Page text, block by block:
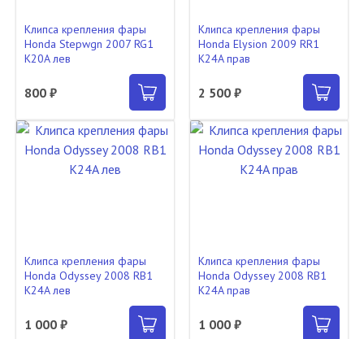
Клипса крепления фары
Honda Stepwgn 2007 RG1
K20A лев
800 ₽
Клипса крепления фары
Honda Elysion 2009 RR1
K24A прав
2 500 ₽
Клипса крепления фары
Honda Odyssey 2008 RB1
K24A лев
1 000 ₽
Клипса крепления фары
Honda Odyssey 2008 RB1
K24A прав
1 000 ₽